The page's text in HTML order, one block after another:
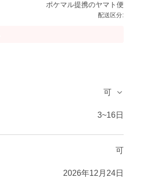
ポケマル提携のヤマト便
配送区分:
可
3~16日
可
2026年12月24日